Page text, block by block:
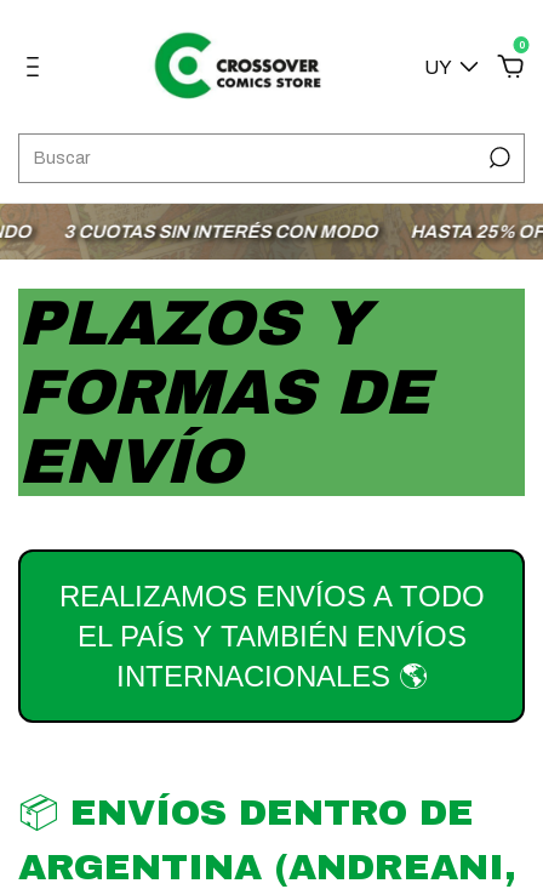
UY
0
3 CUOTAS SIN INTERÉS CON MODO HASTA 25% OFF
PLAZOS Y
FORMAS DE
ENVÍO
REALIZAMOS ENVÍOS A TODO
EL PAÍS Y TAMBIÉN ENVÍOS
INTERNACIONALES 🌎
📦 ENVÍOS DENTRO DE
ARGENTINA (ANDREANI,